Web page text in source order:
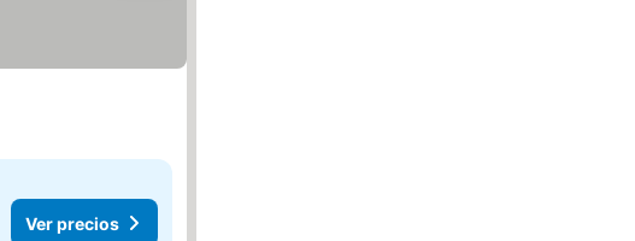
Ver precios